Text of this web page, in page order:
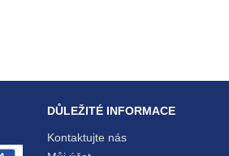
DŮLEŽITÉ INFORMACE
Kontaktujte nás